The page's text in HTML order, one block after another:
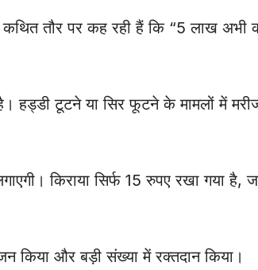
तौर पर कह रही हैं कि “5 लाख अभी
हड्डी टूटने या सिर फूटने के मामलों में
किराया सिर्फ 15 रुपए रखा गया
किया और बड़ी संख्या में रक्तदान किया।